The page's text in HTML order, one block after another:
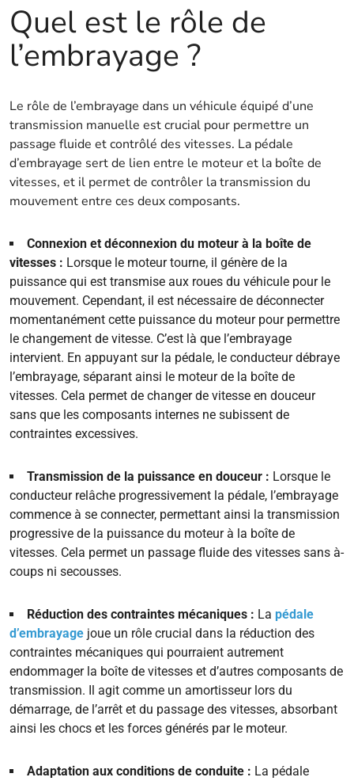
Quel est le rôle de
l’embrayage ?
Le rôle de l’embrayage dans un véhicule équipé d’une
transmission manuelle est crucial pour permettre un
passage fluide et contrôlé des vitesses. La pédale
d’embrayage sert de lien entre le moteur et la boîte de
vitesses, et il permet de contrôler la transmission du
mouvement entre ces deux composants.
Connexion et déconnexion du moteur à la boîte de
vitesses : Lorsque le moteur tourne, il génère de la
puissance qui est transmise aux roues du véhicule pour le
mouvement. Cependant, il est nécessaire de déconnecter
momentanément cette puissance du moteur pour permettre
le changement de vitesse. C’est là que l’embrayage
intervient. En appuyant sur la pédale, le conducteur débraye
l’embrayage, séparant ainsi le moteur de la boîte de
vitesses. Cela permet de changer de vitesse en douceur
sans que les composants internes ne subissent de
contraintes excessives.
Transmission de la puissance en douceur : Lorsque le
conducteur relâche progressivement la pédale, l’embrayage
commence à se connecter, permettant ainsi la transmission
progressive de la puissance du moteur à la boîte de
vitesses. Cela permet un passage fluide des vitesses sans à-
coups ni secousses.
Réduction des contraintes mécaniques : La pédale
d’embrayage joue un rôle crucial dans la réduction des
contraintes mécaniques qui pourraient autrement
endommager la boîte de vitesses et d’autres composants de
transmission. Il agit comme un amortisseur lors du
démarrage, de l’arrêt et du passage des vitesses, absorbant
ainsi les chocs et les forces générés par le moteur.
Adaptation aux conditions de conduite : La pédale